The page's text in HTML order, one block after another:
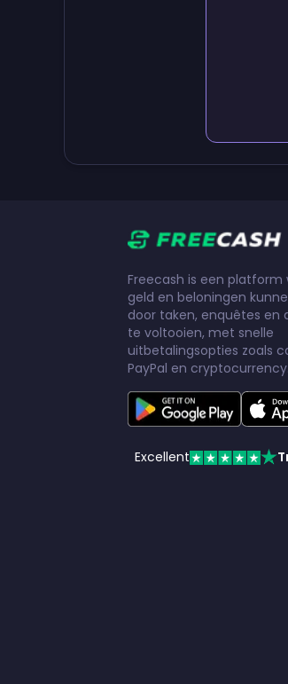
Freecash is een platform
geld en beloningen
door taken, enquêtes en
te voltooien, met snelle
uitbetalingsopties zoals
PayPal en cryptocurrency.
Excellent